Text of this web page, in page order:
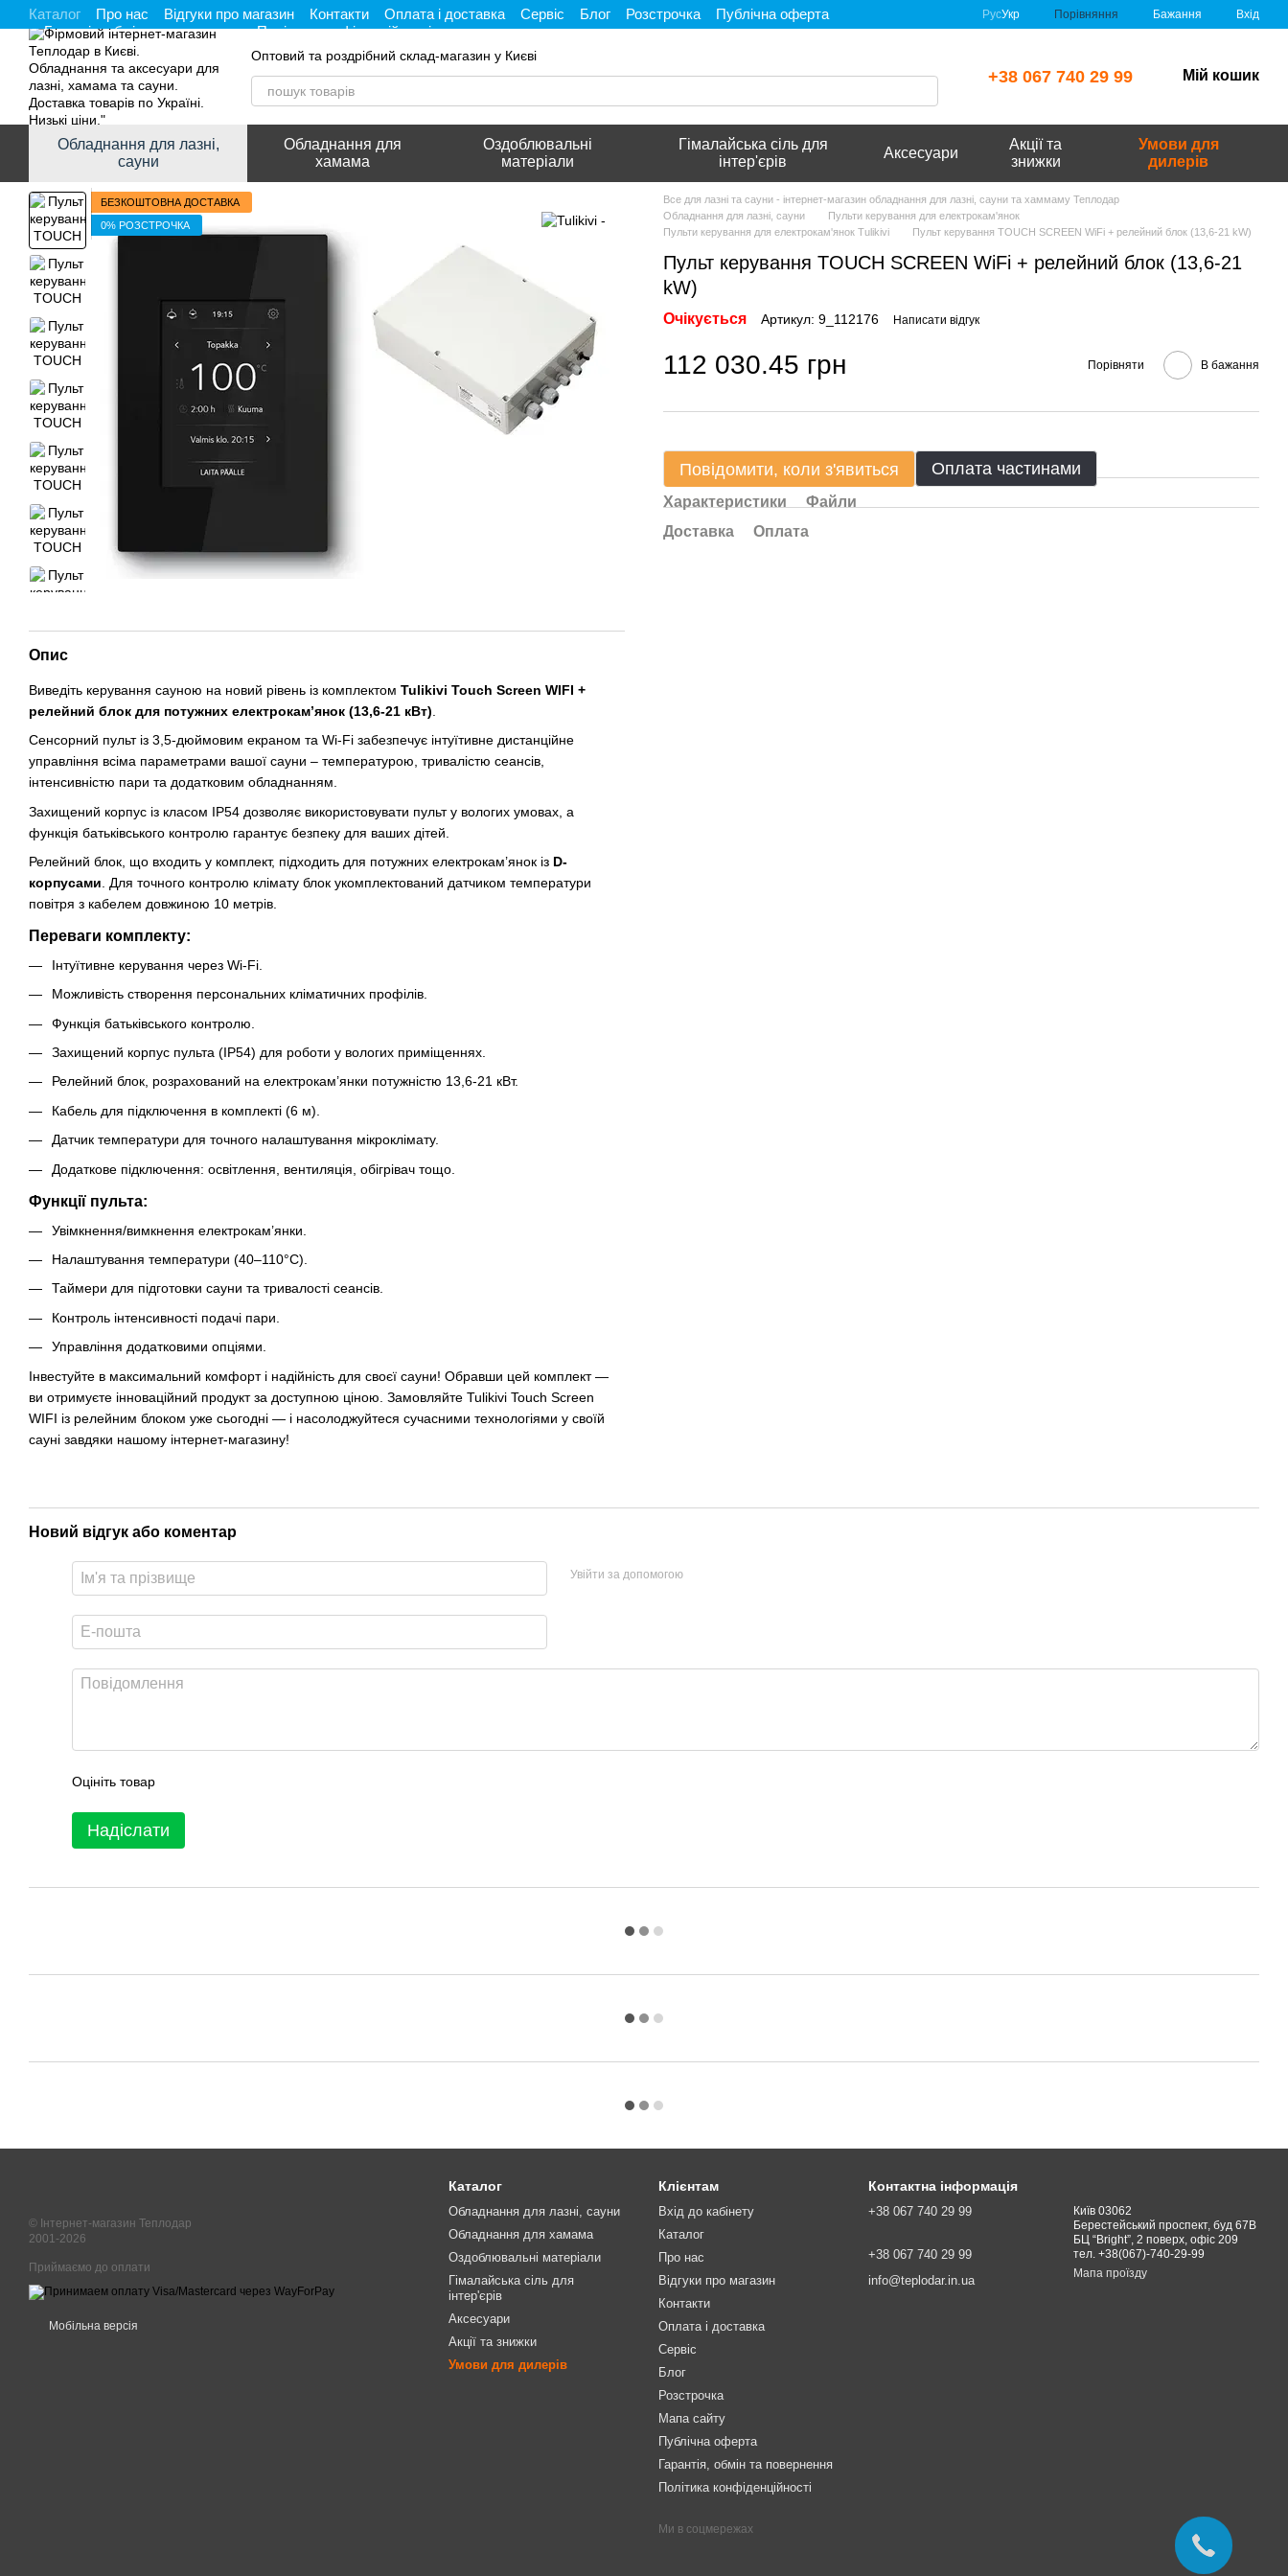
Перейти до основного контенту
Каталог Про нас Відгуки про магазин Контакти Оплата і доставка Сервіс Блог Розстрочка
Публічна оферта
Гарантія, обмін та повернення
Політика конфіденційності
РусУкр Порівняння Бажання Вхід
Оптовий та роздрібний склад-магазин у Києві
+38 067 740 29 99 Мій кошик
Обладнання для лазні,
сауни
Обладнання для
хамама
Оздоблювальні
матеріали
Гімалайська сіль для
інтер'єрів
Аксесуари
Акції та
знижки
Умови для
дилерів
БЕЗКОШТОВНА ДОСТАВКА
0% РОЗСТРОЧКА
Опис
Виведіть керування сауною на новий рівень із комплектом Tulikivi Touch Screen WIFI +
релейний блок для потужних електрокам’янок (13,6-21 кВт)
Сенсорний пульт із 3,5-дюймовим екраном та Wi-Fi забезпечує інтуїтивне дистанційне
управління всіма параметрами вашої сауни – температурою, тривалістю сеансів,
інтенсивністю пари та додатковим обладнанням.
Захищений корпус із класом IP54 дозволяє використовувати пульт у вологих умовах, а
функція батьківського контролю гарантує безпеку для ваших дітей.
Релейний блок, що входить у комплект, підходить для потужних електрокам’янок із D-
корпусами . Для точного контролю клімату блок укомплектований датчиком температури
повітря з кабелем довжиною 10 метрів.
Переваги комплекту:
Інтуїтивне керування через Wi-Fi.
Можливість створення персональних кліматичних профілів.
Функція батьківського контролю.
Захищений корпус пульта (IP54) для роботи у вологих приміщеннях.
Релейний блок, розрахований на електрокам’янки потужністю 13,6-21 кВт.
Кабель для підключення в комплекті (6 м).
Датчик температури для точного налаштування мікроклімату.
Додаткове підключення: освітлення, вентиляція, обігрівач тощо.
Функції пульта:
Увімкнення/вимкнення електрокам’янки.
Налаштування температури (40–110°C).
Таймери для підготовки сауни та тривалості сеансів.
Контроль інтенсивності подачі пари.
Управління додатковими опціями.
Інвестуйте в максимальний комфорт і надійність для своєї сауни! Обравши цей комплект —
ви отримуєте інноваційний продукт за доступною ціною. Замовляйте Tulikivi Touch Screen
WIFI із релейним блоком уже сьогодні — і насолоджуйтеся сучасними технологіями у своїй
сауні завдяки нашому інтернет-магазину!
Все для лазні та сауни - інтернет-магазин обладнання для лазні, сауни та хаммаму Теплодар
Обладнання для лазні, сауни
Пульти керування для електрокам'янок
Пульти керування для електрокам'янок Tulikivi
Пульт керування TOUCH SCREEN WiFi + релейний блок (13,6-21 kW)
Пульт керування TOUCH SCREEN WiFi + релейний блок (13,6-21
kW)
Очікується Артикул: 9_112176 Написати відгук
112 030.45 грн Порівняти В бажання
Повідомити, коли з'явиться Оплата частинами
Характеристики
Файли
Доставка
Оплата
Новий відгук або коментар
Увійти за допомогою
Оцініть товар
Надіслати
© Інтернет-магазин Теплодар
2001-2026
Приймаємо до оплати
Мобільна версія
Каталог
Обладнання для лазні, сауни
Обладнання для хамама
Оздоблювальні матеріали
Гімалайська сіль для
інтер'єрів
Аксесуари
Акції та знижки
Умови для дилерів
Клієнтам
Вхід до кабінету
Каталог
Про нас
Відгуки про магазин
Контакти
Оплата і доставка
Сервіс
Блог
Розстрочка
Мапа сайту
Публічна оферта
Гарантія, обмін та повернення
Політика конфіденційності
Ми в соцмережах
Контактна інформація
+38 067 740 29 99
+38 067 740 29 99
info@teplodar.in.ua
Київ 03062
Берестейський проспект, буд 67В
БЦ “Bright”, 2 поверх, офіс 209
тел. +38(067)-740-29-99
Мапа проїзду